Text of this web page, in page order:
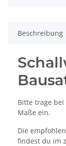
Beschreibung
Bitte trage
Maße ein.
Die
findest du im